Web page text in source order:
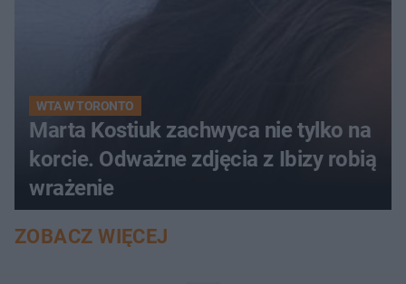
WTA W TORONTO
Marta Kostiuk zachwyca nie tylko na
korcie. Odważne zdjęcia z Ibizy robią
wrażenie
ZOBACZ WIĘCEJ